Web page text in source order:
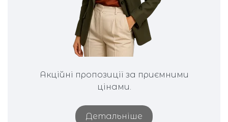
Акційні пропозиції за приємними
цінами.
Детальніше